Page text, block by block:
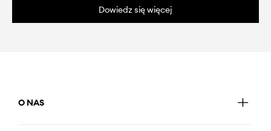
Dowiedz się więcej
O NAS